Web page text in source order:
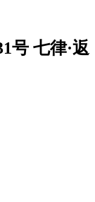
号 七律·返